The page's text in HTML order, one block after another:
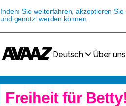
Indem Sie weiterfahren, akzeptieren Sie
und genutzt werden können.
Deutsch Über uns
Freiheit für Betty!